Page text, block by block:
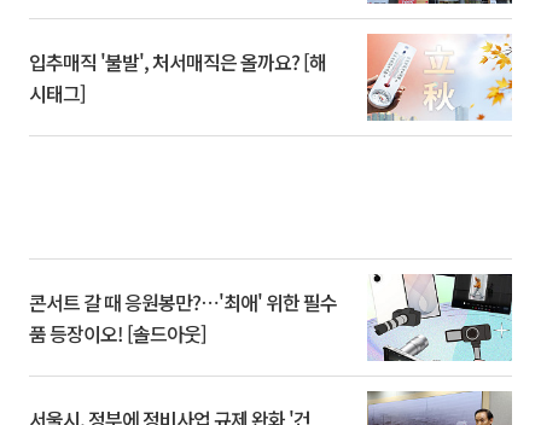
입추매직 '불발', 처서매직은 올까요? [해
시태그]
콘서트 갈 때 응원봉만?⋯'최애' 위한 필수
품 등장이오! [솔드아웃]
서울시, 정부에 정비사업 규제 완화 '건